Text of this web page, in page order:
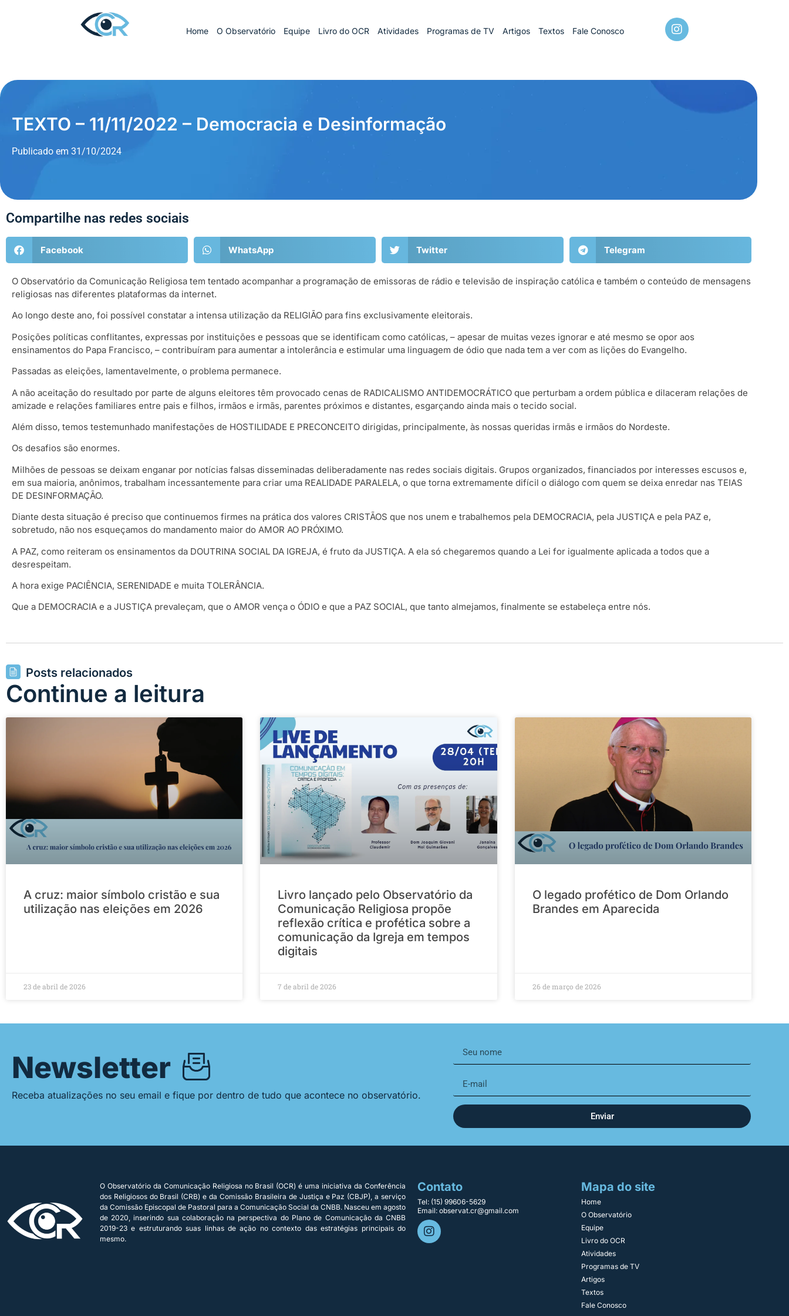
Home O Observatório Equipe Livro do OCR Atividades Programas de TV Artigos Textos Fale Conosco
TEXTO – 11/11/2022 – Democracia e Desinformação
Publicado em 31/10/2024
Compartilhe nas redes sociais
Facebook WhatsApp Twitter Telegram
O Observatório da Comunicação Religiosa tem tentado acompanhar a programação de emissoras de rádio e televisão de inspiração católica e também o conteúdo de mensagens
religiosas nas diferentes plataformas da internet.
Ao longo deste ano, foi possível constatar a intensa utilização da RELIGIÃO para fins exclusivamente eleitorais.
Posições políticas conflitantes, expressas por instituições e pessoas que se identificam como católicas, – apesar de muitas vezes ignorar e até mesmo se opor aos
ensinamentos do Papa Francisco, – contribuíram para aumentar a intolerância e estimular uma linguagem de ódio que nada tem a ver com as lições do Evangelho.
Passadas as eleições, lamentavelmente, o problema permanece.
A não aceitação do resultado por parte de alguns eleitores têm provocado cenas de RADICALISMO ANTIDEMOCRÁTICO que perturbam a ordem pública e dilaceram relações de
amizade e relações familiares entre pais e filhos, irmãos e irmãs, parentes próximos e distantes, esgarçando ainda mais o tecido social.
Além disso, temos testemunhado manifestações de HOSTILIDADE E PRECONCEITO dirigidas, principalmente, às nossas queridas irmãs e irmãos do Nordeste.
Os desafios são enormes.
Milhões de pessoas se deixam enganar por notícias falsas disseminadas deliberadamente nas redes sociais digitais. Grupos organizados, financiados por interesses escusos e,
em sua maioria, anônimos, trabalham incessantemente para criar uma REALIDADE PARALELA, o que torna extremamente difícil o diálogo com quem se deixa enredar nas TEIAS
DE DESINFORMAÇÃO.
Diante desta situação é preciso que continuemos firmes na prática dos valores CRISTÃOS que nos unem e trabalhemos pela DEMOCRACIA, pela JUSTIÇA e pela PAZ e,
sobretudo, não nos esqueçamos do mandamento maior do AMOR AO PRÓXIMO.
A PAZ, como reiteram os ensinamentos da DOUTRINA SOCIAL DA IGREJA, é fruto da JUSTIÇA. A ela só chegaremos quando a Lei for igualmente aplicada a todos que a
desrespeitam.
A hora exige PACIÊNCIA, SERENIDADE e muita TOLERÂNCIA.
Que a DEMOCRACIA e a JUSTIÇA prevaleçam, que o AMOR vença o ÓDIO e que a PAZ SOCIAL, que tanto almejamos, finalmente se estabeleça entre nós.
Posts relacionados
Continue a leitura
A cruz: maior símbolo cristão e sua
utilização nas eleições em 2026
23 de abril de 2026
Livro lançado pelo Observatório da
Comunicação Religiosa propõe
reflexão crítica e profética sobre a
comunicação da Igreja em tempos
digitais
7 de abril de 2026
O legado profético de Dom Orlando
Brandes em Aparecida
26 de março de 2026
Newsletter
Receba atualizações no seu email e fique por dentro de tudo que acontece no observatório.
Enviar
O Observatório da Comunicação Religiosa no Brasil (OCR) é uma iniciativa da Conferência
dos Religiosos do Brasil (CRB) e da Comissão Brasileira de Justiça e Paz (CBJP), a serviço
da Comissão Episcopal de Pastoral para a Comunicação Social da CNBB. Nasceu em agosto
de 2020, inserindo sua colaboração na perspectiva do Plano de Comunicação da CNBB
2019-23 e estruturando suas linhas de ação no contexto das estratégias principais do
mesmo.
Contato
Tel: (15) 99606-5629
Email: observat.cr@gmail.com
Mapa do site
Home
O Observatório
Equipe
Livro do OCR
Atividades
Programas de TV
Artigos
Textos
Fale Conosco